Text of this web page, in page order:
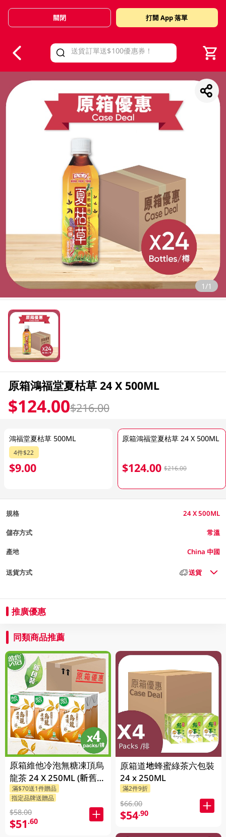
Valid Until 30 June 2026
關閉 打開 App 落單
1/1
原箱鴻福堂夏枯草 24 X 500ML
$124.00$216.00
鴻福堂夏枯草 500ML
4件$22
$9.00
原箱鴻福堂夏枯草 24 X 500ML
$124.00 $216.00
規格 24 X 500ML
儲存方式 常溫
產地 China 中國
送貨方式 送貨
推廣優惠
同類商品推薦
原箱維他冷泡無糖凍頂烏
龍茶 24 X 250ML (新舊包
裝隨機發貨)
滿$70送1件贈品
指定品牌送贈品
$58.00
$51.60
原箱道地蜂蜜綠茶六包裝
24 x 250ML
滿2件9折
$66.00
$54.90